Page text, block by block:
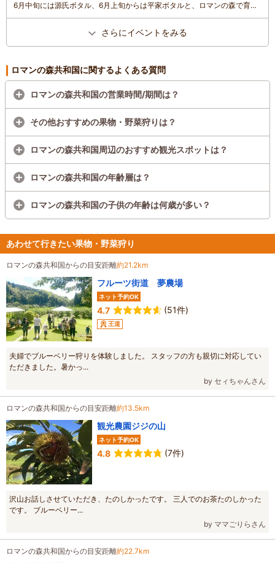
6月中旬には源氏ボタル、6月上旬からは平家ボタルと、ロマンの森で育っ
たたくさんのホタルが飛翔する姿を観賞することができます。日中（10時
～17時）は毎週火水曜が休園日となっていますが、ホタル観賞（18時以
降）は毎夜開催されます。土日は、各種アトラクション（アスレチック、
ボート、おもしろ自転車など）が延長営業されます。
さらにイベントをみる
ロマンの森共和国に関するよくある質問
ロマンの森共和国の営業時間/期間は？
その他おすすめの果物・野菜狩りは？
ロマンの森共和国周辺のおすすめ観光スポットは？
ロマンの森共和国の年齢層は？
ロマンの森共和国の子供の年齢は何歳が多い？
あわせて行きたい果物・野菜狩り
ロマンの森共和国からの目安距離約21.2km
フルーツ街道 夢農場
ネット予約OK
4.7 (51件)
王道
夫婦でブルーベリー狩りを体験しました。 スタッフの方も親切に対応してい
ただきました。暑かっ...
by セィちゃんさん
ロマンの森共和国からの目安距離約13.5km
観光農園ジジの山
ネット予約OK
4.8 (7件)
沢山お話しさせていただき、たのしかったです。 三人でのお茶たのしかった
です。 ブルーベリー...
by ママごりらさん
ロマンの森共和国からの目安距離約22.7km